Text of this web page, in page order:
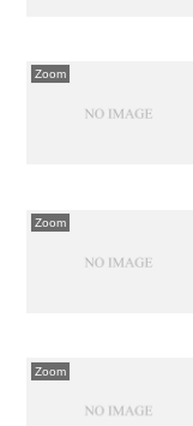
Zoom
Zoom
Zoom